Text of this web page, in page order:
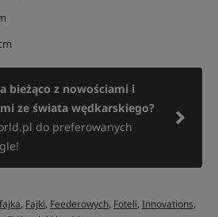
bieżąco z nowościami i
ze świata wędkarskiego?
do preferowanych
fajka, Fajki, Feederowych, Foteli,Innovations,